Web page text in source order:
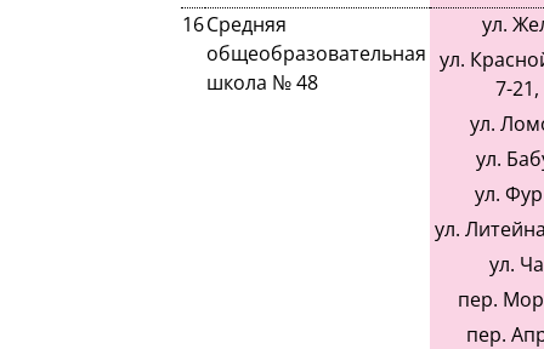
16Средняя
общеобразовательная
школа № 48
ул.
ул.
7-
ул.
ул.
ул.
ул.
ул.
пер.
пер.